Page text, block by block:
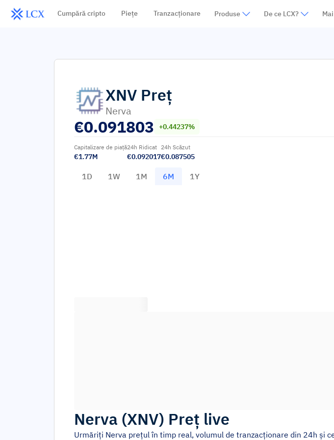
Cumpără cripto Piețe Tranzacționare Produse De ce LCX?
XNV Preț
Nerva
€0.091803 +0.44237%
Capitalizare de piață
€1.77M
24h Ridicat
€0.092017
24h Scăzut
€0.087505
1D 1W 1M 6M 1Y
Nerva (XNV) Preț live
Urmăriți Nerva prețul în timp real, volumul de tranzacționare din 24h și